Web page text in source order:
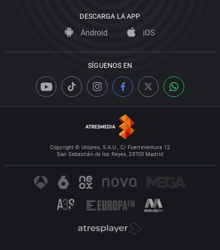
DESCARGA LA APP
Android iOS
SÍGUENOS EN
Copyright © Uniprex, S.A.U., C/ Fuerteventura 12
San Sebastián de los Reyes, 28703 Madrid